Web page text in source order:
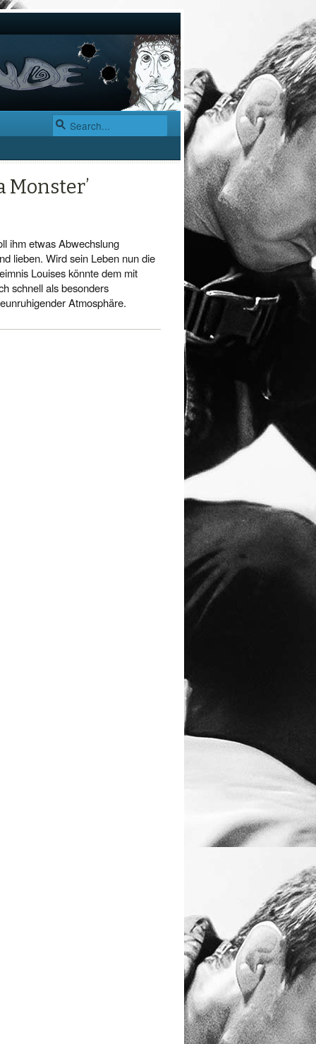
Monster’
ihm etwas Abwechslung
lieben. Wird sein Leben nun die
Louises könnte dem mit
schnell als besonders
Atmosphäre.